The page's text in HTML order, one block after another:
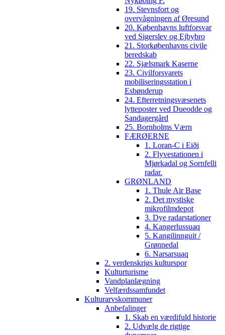
19. Stevnsfort og
overvågningen af Øresund
20. Københavns luftforsvar
ved Sigerslev og Ejbybro
21. Storkøbenhavns civile
beredskab
22. Sjælsmark Kaserne
23. Civilforsvarets
mobiliseringsstation i
Esbønderup
24. Efterretningsvæsenets
lytteposter ved Dueodde og
Sandagergård
25. Bornholms Værn
FÆRØERNE
1. Loran-C i Eiði
2. Flyvestationen i
Mjørkadal og Sornfelli
radar.
GRØNLAND
1. Thule Air Base
2. Det mystiske
mikrofilmdepot
3. Dye radarstationer
4. Kangerlussuaq
5. Kangilinnguit /
Grønnedal
6. Narsarsuaq
2. verdenskrigs kulturspor
Kulturturisme
Vandplanlægning
Velfærdssamfundet
Kulturarvskommuner
Anbefalinger
1. Skab en værdifuld historie
2. Udvælg de rigtige